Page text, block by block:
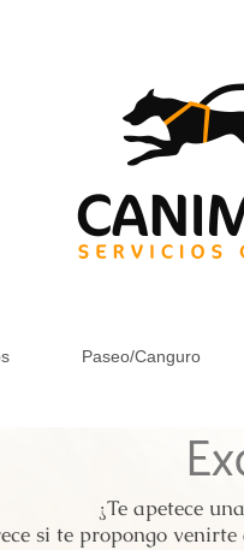
Paseo/Canguro
¿Te apetece
si te propongo